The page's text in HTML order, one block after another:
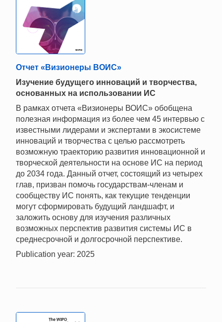
Отчет «Визионеры ВОИС»
Изучение будущего инноваций и творчества,
основанных на использовании ИС
В рамках отчета «Визионеры ВОИС» обобщена
полезная информация из более чем 45 интервью с
известными лидерами и экспертами в экосистеме
инноваций и творчества с целью рассмотреть
возможную траекторию развития инновационной и
творческой деятельности на основе ИС на период
до 2034 года. Данный отчет, состоящий из четырех
глав, призван помочь государствам-членам и
сообществу ИС понять, как текущие тенденции
могут сформировать будущий ландшафт, и
заложить основу для изучения различных
возможных перспектив развития системы ИС в
среднесрочной и долгосрочной перспективе.
Publication year: 2025